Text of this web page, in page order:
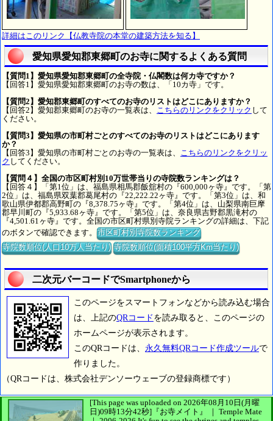
詳細はこのリンク【仏教寺院の本堂の建築方法を知る】
愛知県愛知郡東郷町のお寺に関するよくある質問
【質問1】愛知県愛知郡東郷町の全寺院・仏閣数は何カ寺ですか？
【回答1】愛知県愛知郡東郷町のお寺の数は、「10カ寺」です。
【質問2】愛知郡東郷町のすべてのお寺のリストはどこにありますか？
【回答2】愛知郡東郷町のお寺の一覧表は、 こちらのリンクをクリック して
ください。
【質問3】愛知県の市町村ごとのすべてのお寺のリストはどこにあります
か？
【回答3】愛知県の市町村ごとのお寺の一覧表は、 こちらのリンクをクリッ
ク してください。
【質問４】全国の市区町村別10万世帯当りの寺院数ランキングは？
【回答４】「第1位」は、福島県相馬郡飯舘村の『600,000ヶ寺』です。「第
2位」は、福島県双葉郡葛尾村の『22,222.22ヶ寺』です。「第3位」は、和
歌山県伊都郡高野町の『8,378.75ヶ寺』です。「第4位」は、山梨県南巨摩
郡早川町の『5,933.68ヶ寺』です。「第5位」は、奈良県吉野郡黒滝村の
『4,501.61ヶ寺』です。全国の市区町村県別寺院ランキングの詳細は、下記
のボタンで確認できます。市区町村別寺院数ランキング
寺院数順位(人口10万人当たり) 寺院数順位(面積100平方Km当たり)
二次元バーコードでSmartphoneから
このページをスマートフォンなどから読み込む場合
は、上記のQRコード を読み取ると、このページの
ホームページが表示されます。
このQRコードは、 永久無料QRコード作成ツールで
作りました。
（QRコードは、株式会社デンソーウェーブの登録商標です）
[This page was uploaded on 2026年08月10日(月曜
日)09時13分42秒] 『お寺メイト』 ｜ Temple Mate